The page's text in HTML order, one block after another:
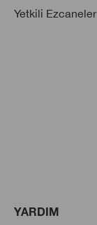
Yetkili Ezcaneler
YARDIM